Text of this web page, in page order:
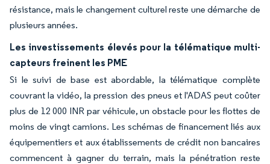
résistance, mais le changement culturel reste une démarche de
plusieurs années.
Les investissements élevés pour la télématique multi-
capteurs freinent les PME
Si le suivi de base est abordable, la télématique complète
couvrant la vidéo, la pression des pneus et l'ADAS peut coûter
plus de 12 000 INR par véhicule, un obstacle pour les flottes de
moins de vingt camions. Les schémas de financement liés aux
équipementiers et aux établissements de crédit non bancaires
commencent à gagner du terrain, mais la pénétration reste